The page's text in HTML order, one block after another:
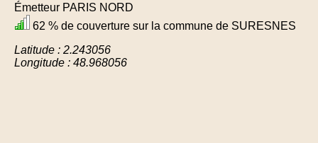
Émetteur PARIS NORD
62 % de couverture sur la commune de SURESNES
Latitude : 2.243056
Longitude : 48.968056